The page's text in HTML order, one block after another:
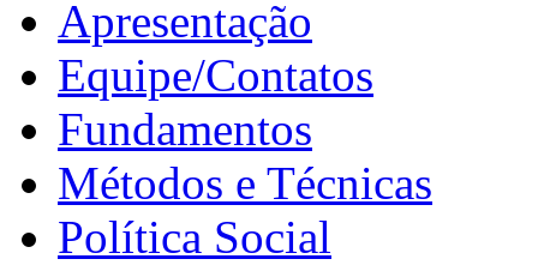
Apresentação
Equipe/Contatos
Fundamentos
Métodos e Técnicas
Política Social